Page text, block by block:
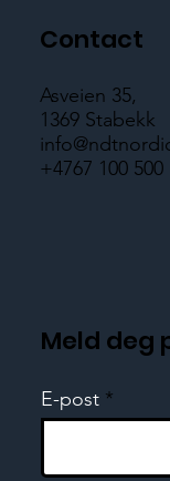
Contact
Asveien 35,
1369 Stabekk
+4767 100 500
Meld deg
E-post